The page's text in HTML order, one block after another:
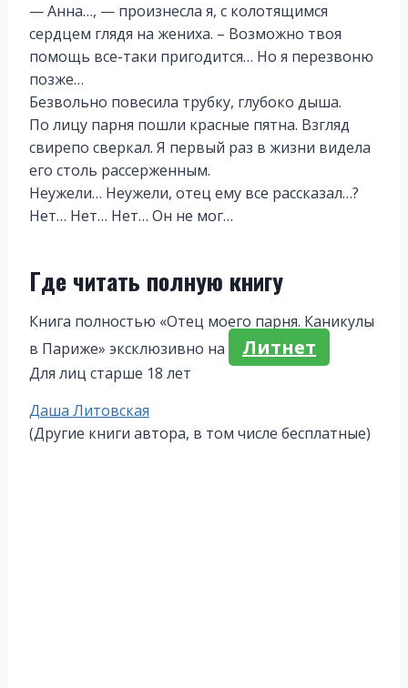
— Анна…, — произнесла я, с колотящимся
сердцем глядя на жениха. – Возможно твоя
помощь все-таки пригодится… Но я перезвоню
позже…
Безвольно повесила трубку, глубоко дыша.
По лицу парня пошли красные пятна. Взгляд
свирепо сверкал. Я первый раз в жизни видела
его столь рассерженным.
Неужели… Неужели, отец ему все рассказал…?
Нет… Нет… Нет… Он не мог…
Где читать полную книгу
Книга полностью «Отец моего парня. Каникулы
в Париже» эксклюзивно на
Литнет
Для лиц старше 18 лет
Метки
записи:
Даша Литовская
(Другие книги автора, в том числе бесплатные)